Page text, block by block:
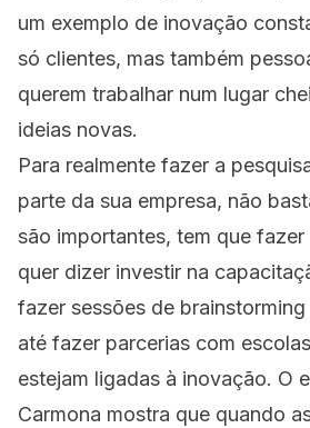
um exemplo de inovação
só clientes, mas também
querem trabalhar num lugar
ideias novas.
Para realmente fazer a
parte da sua empresa, não
são importantes, tem que
quer dizer investir na
fazer sessões de
até fazer parcerias com
estejam ligadas à inovação. O
Carmona mostra que quando